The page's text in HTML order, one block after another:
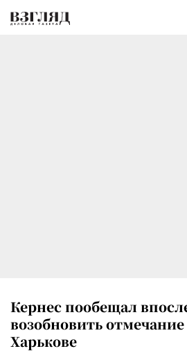
Кернес пообещал
возобновить
Харькове